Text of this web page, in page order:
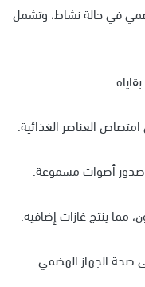
في حالة نشاط، وتشمل
العناصر الغذائية.
صدور أصوات مسموعة.
مما ينتج غازات إضافية.
صحة الجهاز الهضمي.